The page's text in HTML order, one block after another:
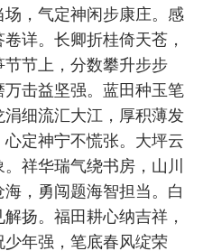
，气定神闲步康庄。感
详。长卿折桂倚天苍，
节上，分数攀升步步
击益坚强。蓝田种玉笔
细流汇大江，厚积薄发
定神宁不慌张。大坪云
祥华瑞气绕书房，山川
，勇闯题海智担当。白
扬。福田耕心纳吉祥，
年强，笔底春风绽荣